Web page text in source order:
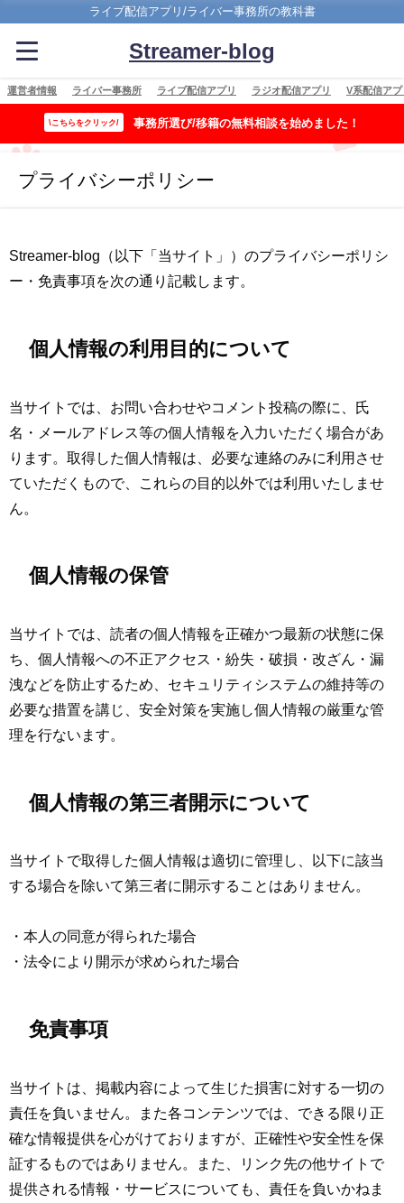
ライブ配信アプリ/ライバー事務所の教科書
Streamer-blog
運営者情報 ライバー事務所 ライブ配信アプリ ラジオ配信アプリ V系配信アプ
\こちらをクリック/ 事務所選び/移籍の無料相談を始めました！
プライバシーポリシー
Streamer-blog（以下「当サイト」）のプライバシーポリシ
ー・免責事項を次の通り記載します。
個人情報の利用目的について
当サイトでは、お問い合わせやコメント投稿の際に、氏
名・メールアドレス等の個人情報を入力いただく場合があ
ります。取得した個人情報は、必要な連絡のみに利用させ
ていただくもので、これらの目的以外では利用いたしませ
ん。
個人情報の保管
当サイトでは、読者の個人情報を正確かつ最新の状態に保
ち、個人情報への不正アクセス・紛失・破損・改ざん・漏
洩などを防止するため、セキュリティシステムの維持等の
必要な措置を講じ、安全対策を実施し個人情報の厳重な管
理を行ないます。
個人情報の第三者開示について
当サイトで取得した個人情報は適切に管理し、以下に該当
する場合を除いて第三者に開示することはありません。
・本人の同意が得られた場合
・法令により開示が求められた場合
免責事項
当サイトは、掲載内容によって生じた損害に対する一切の
責任を負いません。また各コンテンツでは、できる限り正
確な情報提供を心がけておりますが、正確性や安全性を保
証するものではありません。また、リンク先の他サイトで
提供される情報・サービスについても、責任を負いかねま